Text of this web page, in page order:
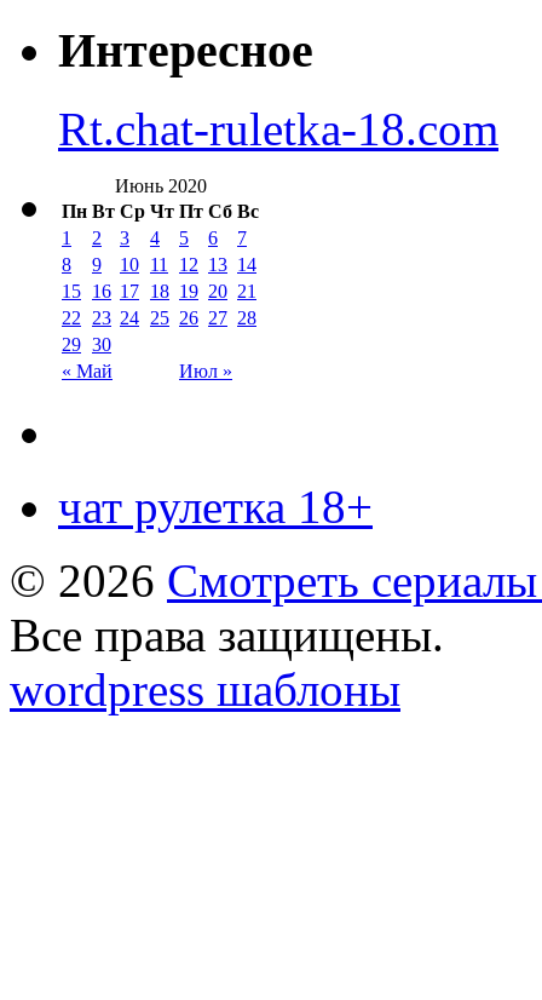
Интересное
Rt.chat-ruletka-18.com
Июнь 2020
Пн Вт Ср Чт Пт Сб Вс
« Май Июл »
1 2 3 4 5 6
7
8
9 10 11 12 13 14
15 16 17 18 19 20 21
22
23 24 25 26 27 28
29 30
чат рулетка 18+
© 2026 Смотреть
Все права защищены.
wordpress шаблоны